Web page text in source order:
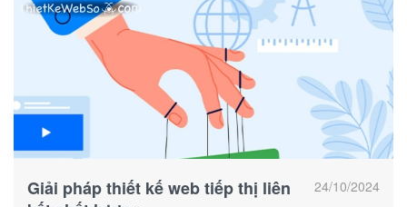
24/10/2024
Giải pháp thiết kế web tiếp thị liên